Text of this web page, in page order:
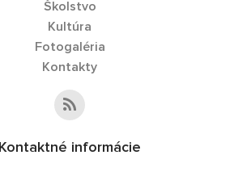
Školstvo
Kultúra
Fotogaléria
Kontakty
Kontaktné informácie